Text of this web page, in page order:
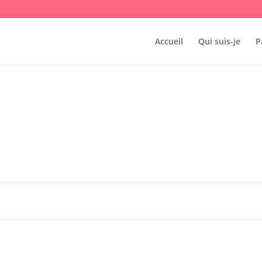
Accueil Qui suis-je